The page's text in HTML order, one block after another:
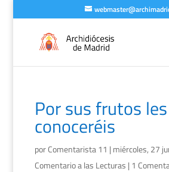
Por sus frutos les
conoceréis
porComentarista 11 | miércoles, 27
Comentario a las Lecturas | 1